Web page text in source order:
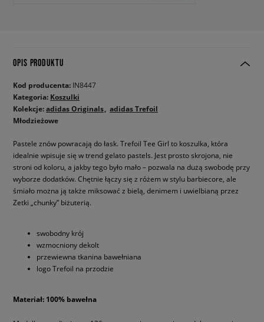
OPIS PRODUKTU
Kod producenta: IN8447
Kategoria: Koszulki
Kolekcje:adidas Originals adidas Trefoil
Młodzieżowe
Pastele znów powracają do łask. Trefoil Tee Girl to koszulka, która
idealnie wpisuje się w trend gelato pastels. Jest prosto skrojona, nie
stroni od koloru, a jakby tego było mało – pozwala na dużą swobodę przy
wyborze dodatków. Chętnie łączy się z różem w stylu barbiecore, ale
śmiało można ją także miksować z bielą, denimem i uwielbianą przez
Zetki „chunky” biżuterią.
swobodny krój
wzmocniony dekolt
przewiewna tkanina bawełniana
logo Trefoil na przodzie
Materiał: 100% bawełna